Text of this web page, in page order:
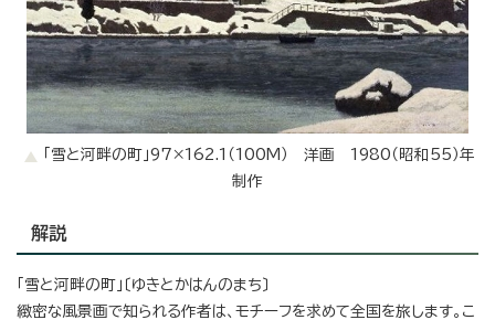
「雪と河畔の町」97×162.1（100M） 洋画 1980（昭和55）年
制作
解説
「雪と河畔の町」〔ゆきとかはんのまち〕
緻密な風景画で知られる作者は、モチーフを求めて全国を旅します。こ